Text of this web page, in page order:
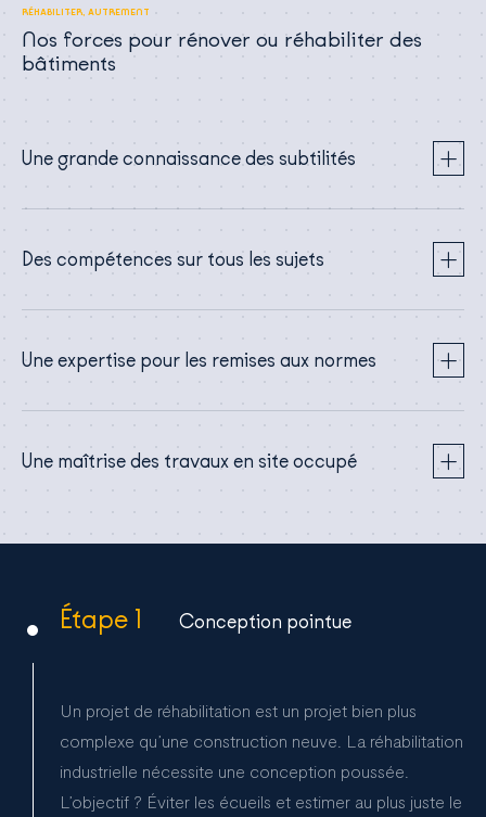
RÉHABILITER, AUTREMENT
Nos forces pour rénover ou réhabiliter des
bâtiments
Une grande connaissance des subtilités
Des compétences sur tous les sujets
Une expertise pour les remises aux normes
Une maîtrise des travaux en site occupé
Étape 1 Conception pointue
Un projet de réhabilitation est un projet bien plus
complexe qu’une construction neuve. La réhabilitation
industrielle nécessite une conception poussée.
L’objectif ? Éviter les écueils et estimer au plus juste le